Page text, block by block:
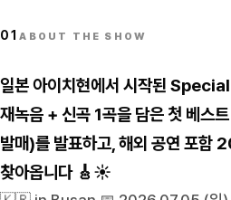
01ABOUT THE SHOW
일본 아이치현에서 시작된
재녹음 + 신곡 1곡을 담은 첫 베
발매)를 발표하고, 해외 공연 포함
찾아옵니다 🎸☀️